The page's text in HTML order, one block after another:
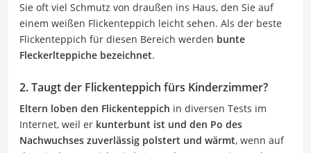
Sie oft viel Schmutz von draußen ins Haus, den Sie auf
einem weißen Flickenteppich leicht sehen. Als der beste
Flickenteppich für diesen Bereich werden bunte
Fleckerlteppiche bezeichnet.
2. Taugt der Flickenteppich fürs Kinderzimmer?
Eltern loben den Flickenteppich in diversen Tests im
Internet, weil er kunterbunt ist und den Po des
Nachwuchses zuverlässig polstert und wärmt, wenn auf